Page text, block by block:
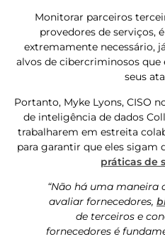
Monitorar parceiros
provedores de serviços,
extremamente necessário,
alvos de cibercriminosos que
seus
Portanto, Myke Lyons, CISO
de inteligência de dados
trabalharem em estreita
para garantir que eles
práticas de
“Não há uma maneira
avaliar fornecedores,
de terceiros e
fornecedores é